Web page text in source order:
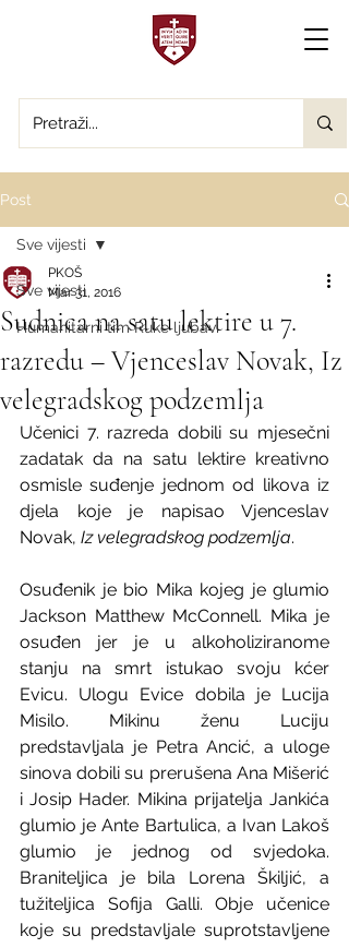
Post
Sve vijesti
Humanitarni tim Ruke ljubavi
Sve vijesti
Sudnica na satu lektire u 7.
razredu – Vjenceslav Novak, Iz
velegradskog podzemlja
PKOŠ
Mar 31, 2016
Učenici 7. razreda dobili su mjesečni
zadatak da na satu lektire kreativno
osmisle suđenje jednom od likova iz
djela koje je napisao Vjenceslav
Novak, Iz velegradskog podzemlja.
Osuđenik je bio Mika kojeg je glumio
Jackson Matthew McConnell. Mika je
osuđen jer je u alkoholiziranome
stanju na smrt istukao svoju kćer
Evicu. Ulogu Evice dobila je Lucija
Misilo. Mikinu ženu Luciju
predstavljala je Petra Ancić, a uloge
sinova dobili su prerušena Ana Mišerić
i Josip Hader. Mikina prijatelja Jankića
glumio je Ante Bartulica, a Ivan Lakoš
glumio je jednog od svjedoka.
Braniteljica je bila Lorena Škiljić, a
tužiteljica Sofija Galli. Obje učenice
koje su predstavljale suprotstavljene